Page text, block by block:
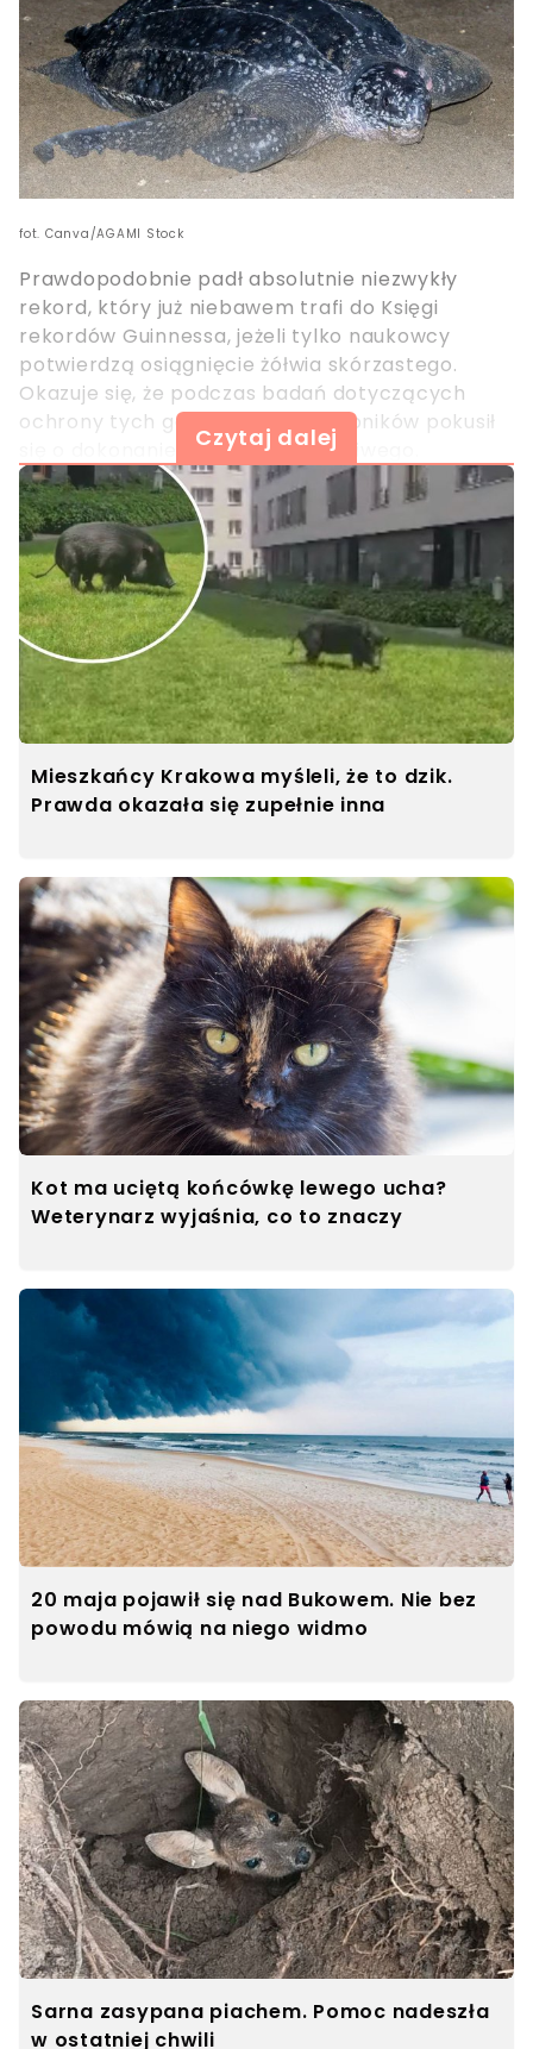
fot. Canva/AGAMI Stock
Prawdopodobnie padł absolutnie niezwykły
rekord, który już niebawem trafi do Księgi
rekordów Guinnessa, jeżeli tylko naukowcy
potwierdzą osiągnięcie żółwia skórzastego.
Okazuje się, że podczas badań dotyczących
ochrony tych gadów jeden z osobników pokusił
się o dokonanie niemalże niemożliwego.
Czytaj dalej
Mieszkańcy Krakowa myśleli, że to dzik.
Prawda okazała się zupełnie inna
Kot ma uciętą końcówkę lewego ucha?
Weterynarz wyjaśnia, co to znaczy
20 maja pojawił się nad Bukowem. Nie bez
powodu mówią na niego widmo
Sarna zasypana piachem. Pomoc nadeszła
w ostatniej chwili